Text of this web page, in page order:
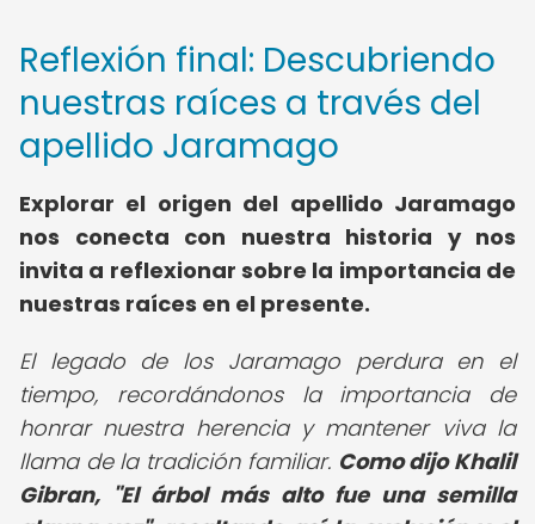
Reflexión final: Descubriendo
nuestras raíces a través del
apellido Jaramago
Explorar el origen del apellido Jaramago
nos conecta con nuestra historia y nos
invita a reflexionar sobre la importancia de
nuestras raíces en el presente.
El legado de los Jaramago perdura en el
tiempo, recordándonos la importancia de
honrar nuestra herencia y mantener viva la
llama de la tradición familiar. Como dijo Khalil
Gibran, "El árbol más alto fue una semilla